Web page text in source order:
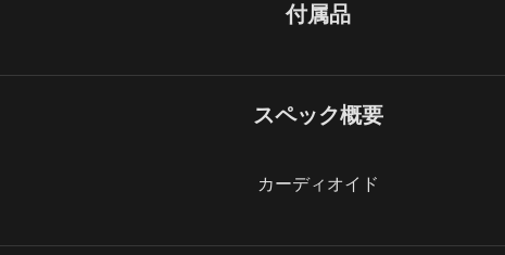
付属品
スペック概要
カーディオイド